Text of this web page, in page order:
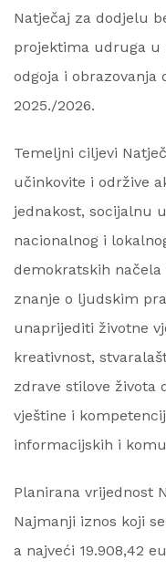
Natječaj za dodjelu
projektima udruga u
odgoja i obrazovanja
2025./2026.
Temeljni ciljevi
učinkovite i održive
jednakost, socijalnu
nacionalnog i
demokratskih načela
znanje o ljudskim
unaprijediti životne
kreativnost,
zdrave stilove života
vještine i
informacijskih i
Planirana vrijednost
Najmanji iznos koji
a najveći 19.908,42